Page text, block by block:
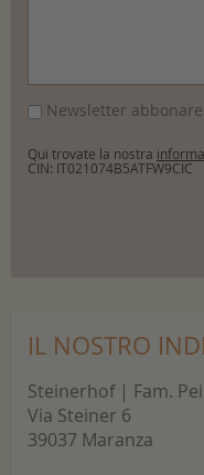
Newsletter abbonare
Qui trovate la nostra
CIN: IT021074B5ATFW9CIC
IL NOSTRO
Steinerhof | Fam.
Via Steiner 6
39037 Maranza